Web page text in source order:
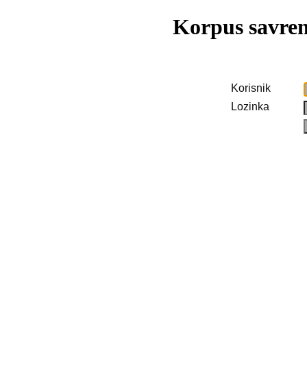
Korpus
Korisnik
Lozinka